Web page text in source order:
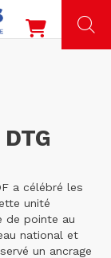
a célébré les
unité
de pointe au
national et
un ancrage